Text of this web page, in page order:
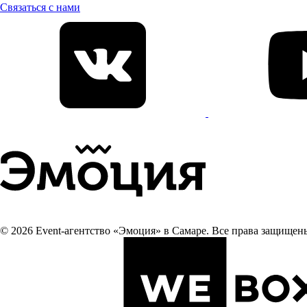
Связаться с нами
© 2026 Event-агентство «Эмоция» в Самаре. Все права